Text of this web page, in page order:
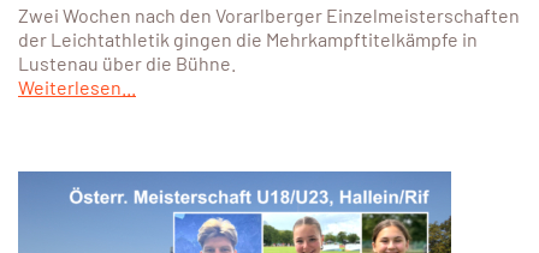
Zwei Wochen nach den Vorarlberger Einzelmeisterschaften
der Leichtathletik gingen die Mehrkampftitelkämpfe in
Lustenau über die Bühne.
Weiterlesen...